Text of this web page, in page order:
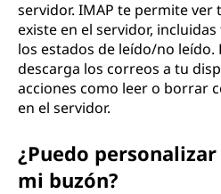
servidor. IMAP te permite ver
existe en el servidor,
los estados de leído/no leído.
descarga los correos a tu
acciones como leer o borrar
en el servidor.
¿Puedo
mi buzón?